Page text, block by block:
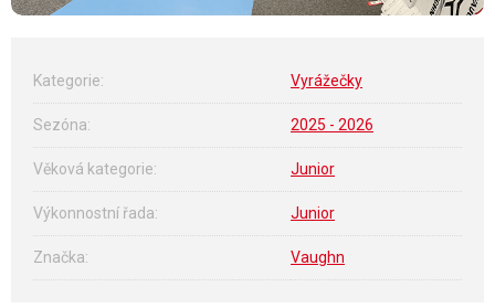
Kategorie: Vyrážečky
Sezóna: 2025 - 2026
Věková kategorie: Junior
Výkonnostní řada: Junior
Značka: Vaughn